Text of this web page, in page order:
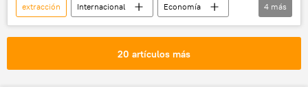
extracción Internacional
Economía
Rusia
OPEP
petróleo
4 más
20 artículos más